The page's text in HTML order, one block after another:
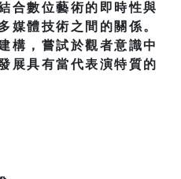
合數位藝術的即時性與
媒體技術之間的關係。
構，嘗試於觀者意識中
展具有當代表演特質的